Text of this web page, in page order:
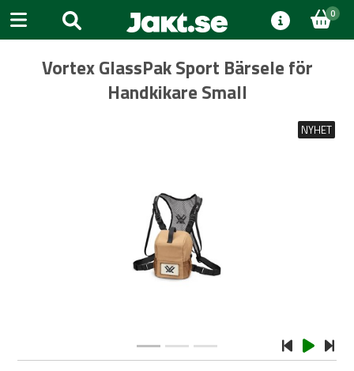
0
Vortex GlassPak Sport Bärsele för
Handkikare Small
NYHET